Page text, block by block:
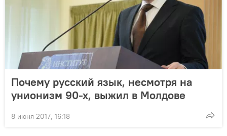
Почему русский язык, несмотря на
унионизм 90-х, выжил в Молдове
8 июня 2017, 16:18